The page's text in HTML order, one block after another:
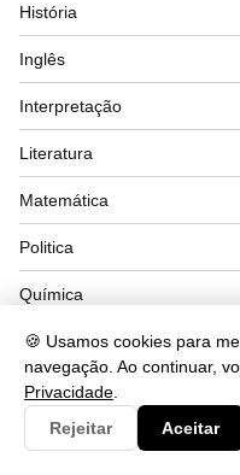
🍪 Usamos cookies para
navegação. Ao continuar,
Privacidade
Rejeitar
Aceitar
História
Inglês
Interpretação
Literatura
Matemática
Politica
Química
Redação
Saude
Seguranca